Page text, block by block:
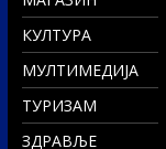
КУЛТУРА
МУЛТИМЕДИЈА
ТУРИЗАМ
ЗДРАВЉЕ